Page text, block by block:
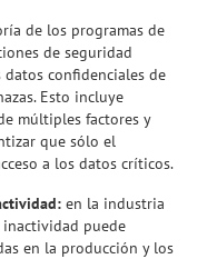
de los programas de
de seguridad
confidenciales de
Esto incluye
múltiples factores y
que sólo el
a los datos críticos.
en la industria
puede
en la producción y los